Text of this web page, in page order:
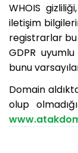
WHOIS
iletişim
registrarlar bu
GDPR
bunu
Domain
olup